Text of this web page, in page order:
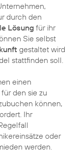
durch den
Lösungfür ihr
Sie selbst
gestaltet wird
stattfinden soll.
einen
den sie zu
können,
Ihr
oder
werden.